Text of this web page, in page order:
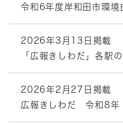
令和6年度岸和田市環境
2026年3月13日掲載
「広報きしわだ」各駅
2026年2月27日掲載
広報きしわだ 令和8年